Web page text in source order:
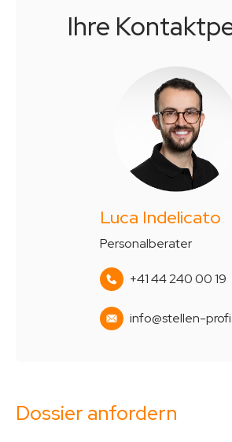
Dossier anfordern
Ihre
Luca Indelicato
Personalberater
+41 44 240 00 19
info@stellen-